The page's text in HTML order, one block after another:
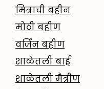
मित्राची बहीन
मोठी बहीण
वर्जिन बहीण
शाळेतली बाई
शाळेतली मैत्रीण